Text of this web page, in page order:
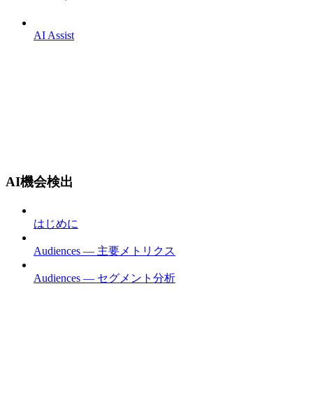
AI Assist
AI機会検出
はじめに
Audiences — 主要メトリクス
Audiences — セグメント分析